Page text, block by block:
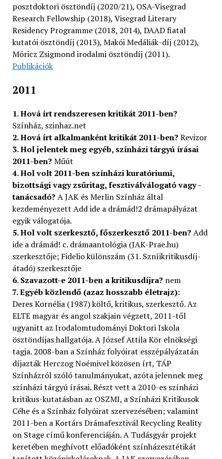
posztdoktori ösztöndíj (2020/21), OSA-Visegrad
Research Fellowship (2018), Visegrad Literary
Residency Programme (2018, 2014), DAAD fiatal
kutatói ösztöndíj (2013), Makói Medáliák-díj (2012),
Móricz Zsigmond irodalmi ösztöndíj (2011).
Publikációk
2011
1. Hová írt rendszeresen kritikát 2011-ben?
Színház, szinhaz.net
2. Hová írt alkalmanként kritikát 2011-ben? Revizor
3. Hol jelentek meg egyéb, színházi tárgyú írásai
2011-ben? Műút
4. Hol volt 2011-ben színházi kuratóriumi,
bizottsági vagy zsűritag, fesztiválválogató vagy -
tanácsadó? A JAK és Merlin Színház által
kezdeményezett Add ide a drámád!2 drámapályázat
egyik válogatója.
5. Hol volt szerkesztő, főszerkesztő 2011-ben? Add
ide a drámád! c. drámaantológia (JAK-Prae.hu)
szerkesztője; Fidelio különszám (31. Szníikritikusdíj-
átadó) szerkesztője
6. Szavazott-e 2011-ben a kritikusdíjra? nem
7. Egyéb közlendő (azaz hosszabb életrajz):
Deres Kornélia (1987) költő, kritikus, szerkesztő. Az
ELTE magyar és angol szakjain végzett, 2011-től
ugyanitt az Irodalomtudományi Doktori Iskola
ösztöndíjas hallgatója. A József Attila Kör elnökségi
tagja. 2008-ban a Színház folyóirat esszépályázatán
díjazták Herczog Noémivel közösen írt, TÁP
Színházról szóló tanulmányukat, azóta jelennek meg
színházi tárgyú írásai. Részt vett a 2010-es színházi
kritikus-kutatásban az OSZMI, a Színházi Kritikusok
Céhe és a Színház folyóirat szervezésében; valamint
2011-ben a Kortárs Drámafesztivál Recycling Reality
on Stage című konferenciáján. A Tudásgyár projekt
keretében meghívott előadóként színházesztétikát